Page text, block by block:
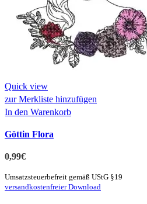
Quick view
zur Merkliste hinzufügen
In den Warenkorb
Göttin Flora
0,99€
Umsatzsteuerbefreit gemäß UStG §19
versandkostenfreier Download